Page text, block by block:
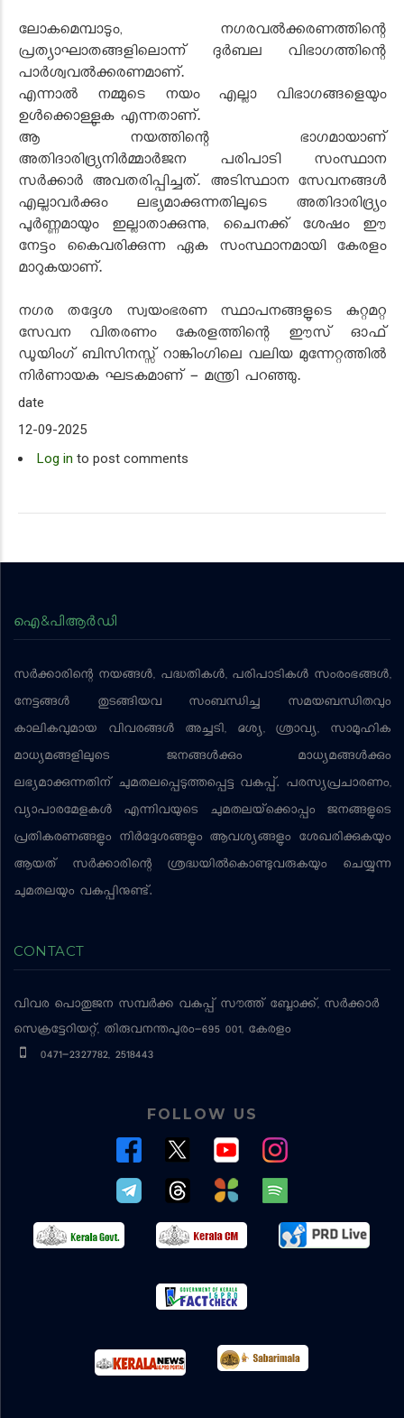
ലോകമെമ്പാടും, നഗരവൽക്കരണത്തിന്റെ
പ്രത്യാഘാതങ്ങളിലൊന്ന് ദുർബല വിഭാഗത്തിന്റെ
പാർശ്വവൽക്കരണമാണ്.
എന്നാൽ നമ്മുടെ നയം എല്ലാ വിഭാഗങ്ങളെയും
ഉൾക്കൊള്ളുക എന്നതാണ്.
ആ നയത്തിന്റെ ഭാഗമായാണ്
അതിദാരിദ്ര്യനിർമ്മാർജന പരിപാടി സംസ്ഥാന
സർക്കാർ അവതരിപ്പിച്ചത്. അടിസ്ഥാന സേവനങ്ങൾ
എല്ലാവർക്കും ലഭ്യമാക്കുന്നതിലൂടെ അതിദാരിദ്ര്യം
പൂർണ്ണമായും ഇല്ലാതാക്കുന്നു, ചൈനക്ക് ശേഷം ഈ
നേട്ടം കൈവരിക്കുന്ന ഏക സംസ്ഥാനമായി കേരളം
മാറുകയാണ്.
നഗര തദ്ദേശ സ്വയംഭരണ സ്ഥാപനങ്ങളുടെ കുറ്റമറ്റ
സേവന വിതരണം കേരളത്തിന്റെ ഈസ് ഓഫ്
ഡൂയിംഗ് ബിസിനസ്സ് റാങ്കിംഗിലെ വലിയ മുന്നേറ്റത്തിൽ
നിർണായക ഘടകമാണ് - മന്ത്രി പറഞ്ഞു.
date
12-09-2025
Log in to post comments
ഐ&പിആര്‍ഡി
സര്‍ക്കാരിന്റെ നയങ്ങള്‍, പദ്ധതികള്‍, പരിപാടികള്‍ സംരംഭങ്ങള്‍,
നേട്ടങ്ങള്‍ തുടങ്ങിയവ സംബന്ധിച്ച സമയബന്ധിതവും
കാലികവുമായ വിവരങ്ങള്‍ അച്ചടി, ദൃശ്യ, ശ്രാവ്യ, സാമൂഹിക
മാധ്യമങ്ങളിലൂടെ ജനങ്ങള്‍ക്കും മാധ്യമങ്ങള്‍ക്കും
ലഭ്യമാക്കുന്നതിന് ചുമതലപ്പെടുത്തപ്പെട്ട വകുപ്പ്. പരസ്യപ്രചാരണം,
വ്യാപാരമേളകള്‍ എന്നിവയുടെ ചുമതലയ്‌ക്കൊപ്പം ജനങ്ങളുടെ
പ്രതികരണങ്ങളും നിര്‍ദ്ദേശങ്ങളും ആവശ്യങ്ങളും ശേഖരിക്കുകയും
ആയത് സര്‍ക്കാരിന്റെ ശ്രദ്ധയില്‍കൊണ്ടുവരുകയും ചെയ്യുന്ന
ചുമതലയും വകുപ്പിനുണ്ട്.
CONTACT
വിവര പൊതുജന സമ്പര്‍ക്ക വകുപ്പ് സൗത്ത് ബ്ലോക്ക്, സര്‍ക്കാര്‍
സെക്രട്ടേറിയറ്റ്, തിരുവനന്തപുരം-695 001, കേരളം
0471-2327782, 2518443
FOLLOW US